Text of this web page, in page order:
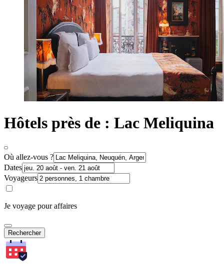
Hôtels près de : Lac Meliquina
Où allez-vous ?
Dates
Voyageurs
Je voyage pour affaires
Rechercher